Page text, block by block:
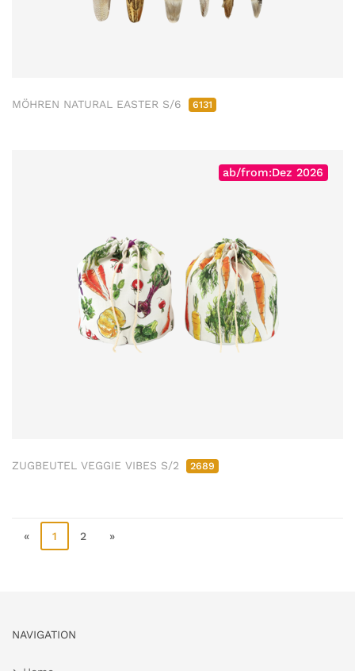
MÖHREN NATURAL EASTER S/6 6131
ab/from:Dez 2026
ZUGBEUTEL VEGGIE VIBES S/2 2689
« 1 2 »
NAVIGATION